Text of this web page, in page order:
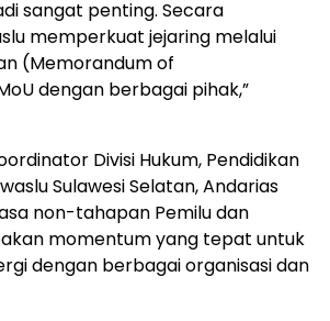
sangat penting. Secara
memperkuat jejaring melalui
(Memorandum of
dengan berbagai pihak,”
Divisi Hukum, Pendidikan
Sulawesi Selatan, Andarias
non-tahapan Pemilu dan
momentum yang tepat untuk
dengan berbagai organisasi dan